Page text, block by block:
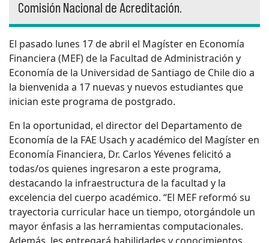
Comisión Nacional de Acreditación.
El pasado lunes 17 de abril el Magíster en Economía
Financiera (MEF) de la Facultad de Administración y
Economía de la Universidad de Santiago de Chile dio a
la bienvenida a 17 nuevas y nuevos estudiantes que
inician este programa de postgrado.
En la oportunidad, el director del Departamento de
Economía de la FAE Usach y académico del Magíster en
Economía Financiera, Dr. Carlos Yévenes felicitó a
todas/os quienes ingresaron a este programa,
destacando la infraestructura de la facultad y la
excelencia del cuerpo académico. “El MEF reformó su
trayectoria curricular hace un tiempo, otorgándole un
mayor énfasis a las herramientas computacionales.